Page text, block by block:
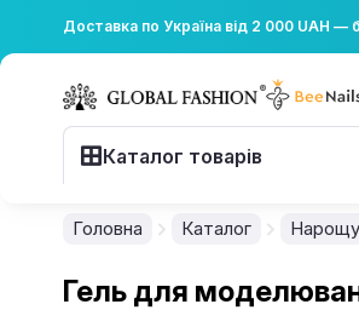
Доставка по Україна від 2 000 UAH —
Каталог товарів
Головна Каталог
Гель для